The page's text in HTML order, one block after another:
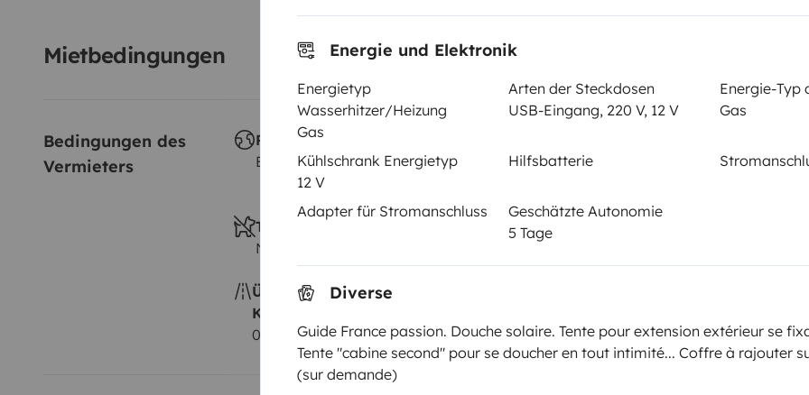
Energie und Elektronik
Energietyp
Wasserhitzer/Heizung
Gas
Arten der Steckdosen
USB-Eingang, 220 V, 12 V
Energie-Typ
Gas
Kühlschrank Energietyp
12 V
Hilfsbatterie
Adapter für Stromanschluss
Geschätzte Autonomie
5 Tage
Diverse
Guide France passion. Douche solaire. Tente pour extension extérieur se
Tente "cabine second" pour se doucher en tout intimité... Coffre à rajouter
(sur demande)
Mietbedingungen
Bedingungen des
Vermieters
Reisen im Ausland
Erlaubt
Rückseite)
Tiere erlaubt
Nicht erlaubt
Rauchen erlaubt
Nicht erlaubt
Überschreitung der
Kilometerpauschale
0,25 € pro zusätzlichem km